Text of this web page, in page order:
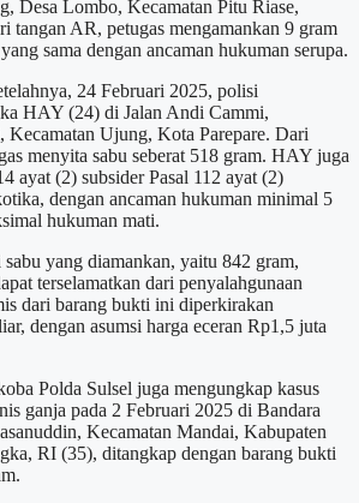
Desa Lombo, Kecamatan Pitu Riase,
tangan AR, petugas mengamankan 9 gram
sama dengan ancaman hukuman serupa.
24 Februari 2025, polisi
HAY (24) di Jalan Andi Cammi,
Kecamatan Ujung, Kota Parepare. Dari
menyita sabu seberat 518 gram. HAY juga
ayat (2) subsider Pasal 112 ayat (2)
dengan ancaman hukuman minimal 5
hukuman mati.
yang diamankan, yaitu 842 gram,
terselamatkan dari penyalahgunaan
dari barang bukti ini diperkirakan
dengan asumsi harga eceran Rp1,5 juta
Polda Sulsel juga mengungkap kasus
ganja pada 2 Februari 2025 di Bandara
Kecamatan Mandai, Kabupaten
RI (35), ditangkap dengan barang bukti